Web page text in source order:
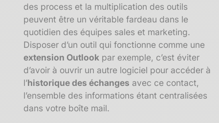
des process et la multiplication des outils
peuvent être un véritable fardeau dans le
quotidien des équipes sales et marketing.
Disposer d’un outil qui fonctionne comme une
extension Outlook par exemple, c’est éviter
d’avoir à ouvrir un autre logiciel pour accéder à
l’historique des échanges avec ce contact,
l’ensemble des informations étant centralisées
dans votre boîte mail.